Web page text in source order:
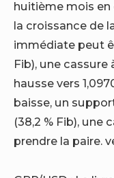
huitième mois en
la croissance de
immédiate peut
Fib), une
hausse vers
baisse, un
(38,2 % Fib), une
prendre la paire.